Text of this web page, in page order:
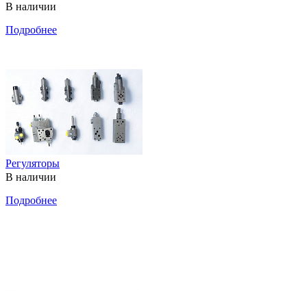
В наличии
Подробнее
Регуляторы
В наличии
Подробнее